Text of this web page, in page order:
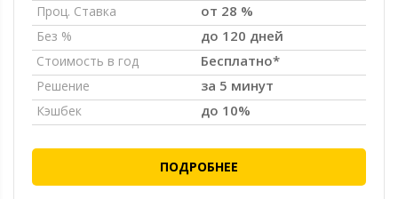
Проц. Ставка от 28 %
Без % до 120 дней
Стоимость в год Бесплатно*
Решение за 5 минут
Кэшбек до 10%
ПОДРОБНЕЕ